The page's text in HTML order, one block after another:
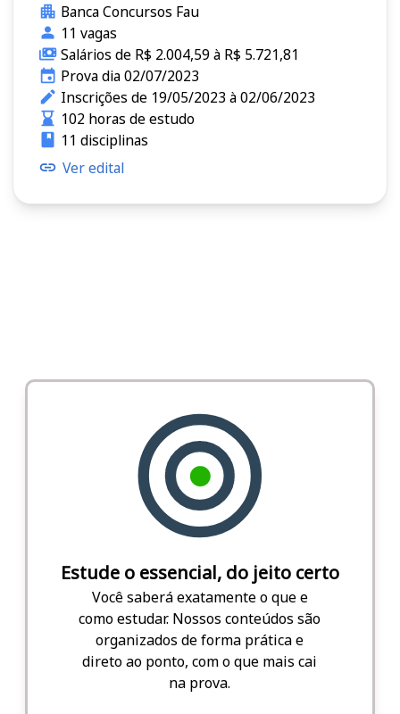
Banca Concursos Fau
11 vagas
Salários de R$ 2.004,59 à R$ 5.721,81
Prova dia 02/07/2023
Inscrições de 19/05/2023 à 02/06/2023
102 horas de estudo
11 disciplinas
Ver edital
Estude o essencial, do jeito certo
Você saberá exatamente o que e
como estudar. Nossos conteúdos são
organizados de forma prática e
direto ao ponto, com o que mais cai
na prova.